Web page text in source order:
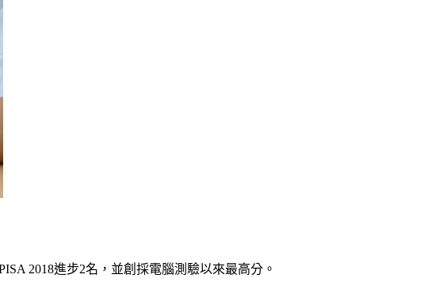
2018進步2名，並創採電腦測驗以來最高分。